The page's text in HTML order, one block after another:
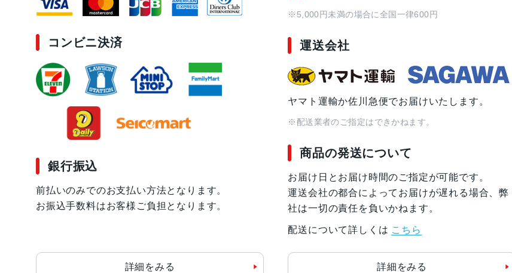
コンビニ決済
銀行振込
前払いのみでのお支払い方法となります。
お振込手数料はお客様ご負担となります。
詳細をみる
※5,000円未満の場合に全国一律600円
運送会社
ヤマト運輸か佐川急便でお届けいたします。
※配送業者のご指定はできかねます。
商品の発送について
お届け日とお届け時間のご指定が可能です。
運送会社の都合によってお届けが遅れる場合、弊
社は一切の責任を負いかねます。
配送について詳しくは こちら
詳細をみる